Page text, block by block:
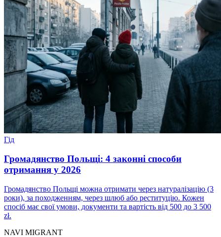
Гід
Громадянство Польщі: 4 законні способи
отримання у 2026
Громадянство Польщі можна отримати через натуралізацію (3
роки), за походженням, через шлюб або реституцію. Кожен
спосіб має свої умови, документи та вартість від 500 до 3 500
zł.
NAVI MIGRANT